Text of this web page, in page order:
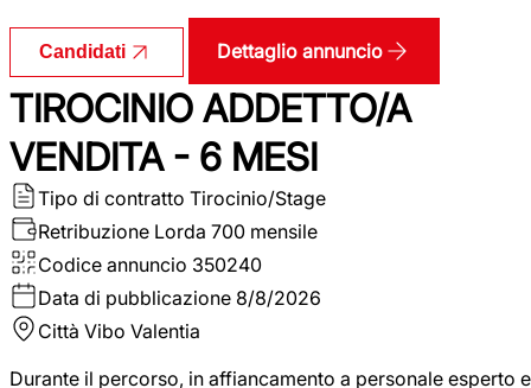
Candidati Dettaglio annuncio
TIROCINIO ADDETTO/A
VENDITA - 6 MESI
Tipo di contratto Tirocinio/Stage
Retribuzione Lorda 700 mensile
Codice annuncio 350240
Data di pubblicazione 8/8/2026
Città Vibo Valentia
Durante il percorso, in affiancamento a personale esperto e